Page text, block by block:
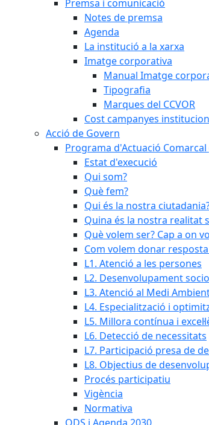
Premsa i comunicació
Notes de premsa
Agenda
La institució a la xarxa
Imatge corporativa
Manual Imatge
Tipografia
Marques del CCVOR
Cost campanyes
Acció de Govern
Programa d'Actuació Comarcal
Estat d'execució
Qui som?
Què fem?
Qui és la nostra
Quina és la nostra realitat
Què volem ser? Cap a on
Com volem donar
L1. Atenció a les persones
L2. Desenvolupament
L3. Atenció al Medi
L4. Especialització i
L5. Millora contínua i
L6. Detecció de necessitats
L7. Participació presa de
L8. Objectius de
Procés participatiu
Vigència
Normativa